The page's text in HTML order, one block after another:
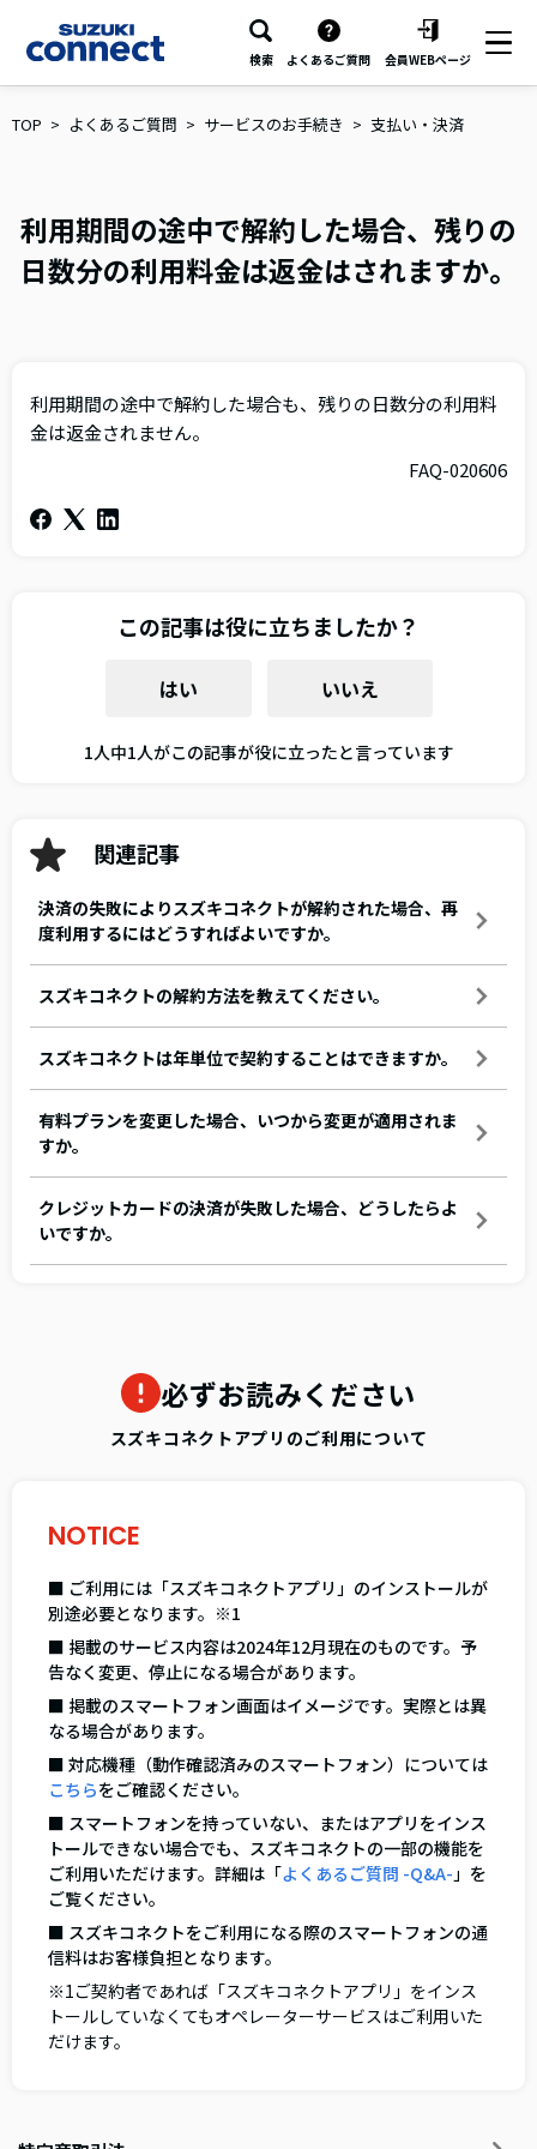
検索 よくあるご質問 会員WEBページ
TOP よくあるご質問 サービスのお手続き 支払い・決済
利用期間の途中で解約した場合、残りの
日数分の利用料金は返金はされますか。
利用期間の途中で解約した場合も、残りの日数分の利用料
金は返金されません。
FAQ-020606
この記事は役に立ちましたか？
はい いいえ
1人中1人がこの記事が役に立ったと言っています
関連記事
決済の失敗によりスズキコネクトが解約された場合、再
度利用するにはどうすればよいですか。
スズキコネクトの解約方法を教えてください。
スズキコネクトは年単位で契約することはできますか。
有料プランを変更した場合、いつから変更が適用されま
すか。
クレジットカードの決済が失敗した場合、どうしたらよ
いですか。
必ずお読みください
スズキコネクトアプリのご利用について
NOTICE
■ ご利用には「スズキコネクトアプリ」のインストールが
別途必要となります。※1
■ 掲載のサービス内容は2024年12月現在のものです。予
告なく変更、停止になる場合があります。
■ 掲載のスマートフォン画面はイメージです。実際とは異
なる場合があります。
■ 対応機種（動作確認済みのスマートフォン）については
こちらをご確認ください。
■ スマートフォンを持っていない、またはアプリをインス
トールできない場合でも、スズキコネクトの一部の機能を
ご利用いただけます。詳細は「よくあるご質問 -Q&A- 」を
ご覧ください。
■ スズキコネクトをご利用になる際のスマートフォンの通
信料はお客様負担となります。
※1ご契約者であれば「スズキコネクトアプリ」をインス
トールしていなくてもオペレーターサービスはご利用いた
だけます。